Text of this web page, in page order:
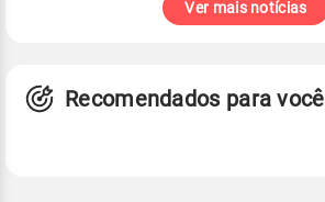
Ver mais notícias
Recomendados para você